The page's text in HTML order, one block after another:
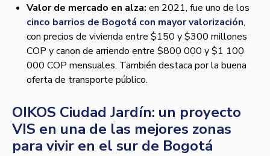
Valor de mercado en alza: en 2021, fue uno de los
cinco barrios de Bogotá con mayor valorización,
con precios de vivienda entre $150 y $300 millones
COP y canon de arriendo entre $800 000 y $1 100
000 COP mensuales. También destaca por la buena
oferta de transporte público.
OIKOS Ciudad Jardín: un proyecto
VIS en una de las mejores zonas
para vivir en el sur de Bogotá